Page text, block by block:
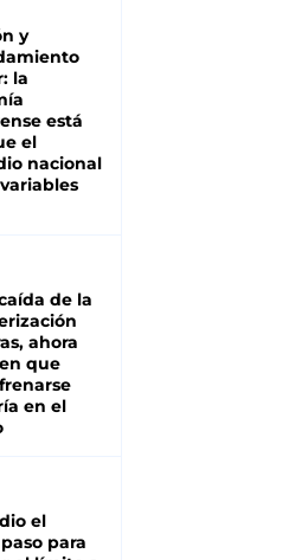
y
la
está
el
nacional
de la
ahora
que
en el
el
para